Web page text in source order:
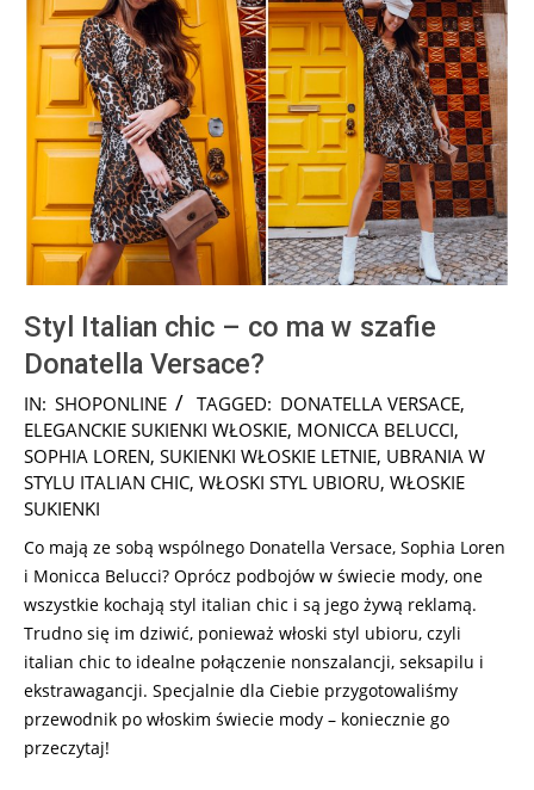
Styl Italian chic – co ma w szafie
Donatella Versace?
2025-
07-
30
IN: SHOPONLINE TAGGED: DONATELLA VERSACE,
ELEGANCKIE SUKIENKI WŁOSKIE, MONICCA BELUCCI,
SOPHIA LOREN, SUKIENKI WŁOSKIE LETNIE, UBRANIA W
STYLU ITALIAN CHIC, WŁOSKI STYL UBIORU, WŁOSKIE
SUKIENKI
Co mają ze sobą wspólnego Donatella Versace, Sophia Loren
i Monicca Belucci? Oprócz podbojów w świecie mody, one
wszystkie kochają styl italian chic i są jego żywą reklamą.
Trudno się im dziwić, ponieważ włoski styl ubioru, czyli
italian chic to idealne połączenie nonszalancji, seksapilu i
ekstrawagancji. Specjalnie dla Ciebie przygotowaliśmy
przewodnik po włoskim świecie mody – koniecznie go
przeczytaj!